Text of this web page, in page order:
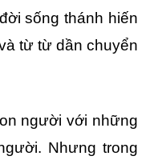
sống thánh hiến
từ từ dần chuyển
người với những
Nhưng trong